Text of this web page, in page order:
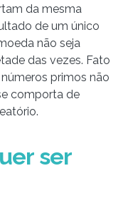
da mesma
de um único
não seja
das vezes. Fato
primos não
comporta de
ser